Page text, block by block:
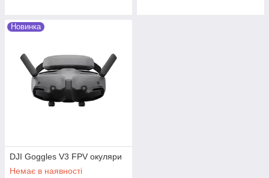
Вашого дрона, а ще легше його замовити.
Якісний сервіс
Співробітники компанії обробляють
Новинка
DJI Goggles V3 FPV окуляри
Немає в наявності